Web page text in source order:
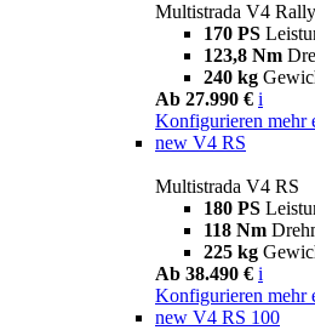
Multistrada V4 Rally
170 PS
123,8 Nm
240 kg
Ab 27.990 € i
Konfigurieren mehr
new V4 RS
Multistrada V4 RS
180 PS
118 Nm
225 kg
Ab 38.490 € i
Konfigurieren mehr
new V4 RS 100